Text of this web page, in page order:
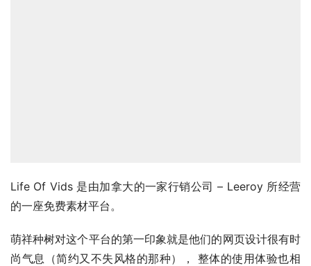
尚气息（简约又不失风格的那种）， 整体的使用体验也相
当不错。
尽管 Life Of Vids 影片素材的数量远远不及其他平台，但
不得不说它提供的素材真的都很有质感。